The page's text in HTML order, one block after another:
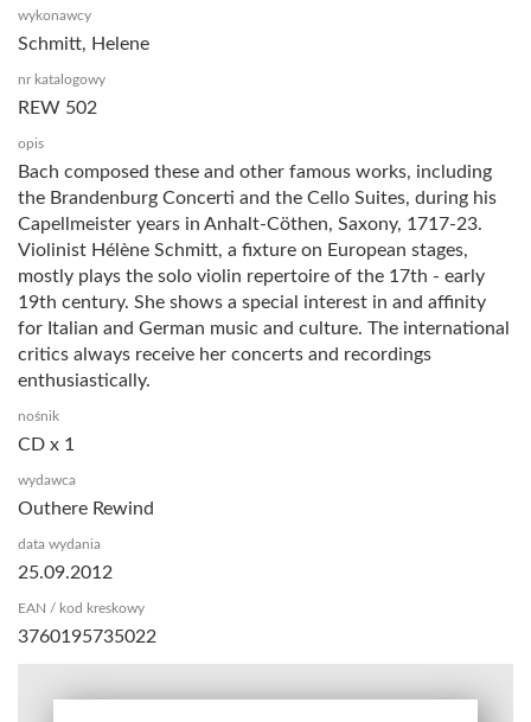
wykonawcy
Schmitt, Helene
nr katalogowy
REW 502
opis
Bach composed these and other famous works, including
the Brandenburg Concerti and the Cello Suites, during his
Capellmeister years in Anhalt-Cöthen, Saxony, 1717-23.
Violinist Hélène Schmitt, a fixture on European stages,
mostly plays the solo violin repertoire of the 17th - early
19th century. She shows a special interest in and affinity
for Italian and German music and culture. The international
critics always receive her concerts and recordings
enthusiastically.
nośnik
CD x 1
wydawca
Outhere Rewind
data wydania
25.09.2012
EAN / kod kreskowy
3760195735022